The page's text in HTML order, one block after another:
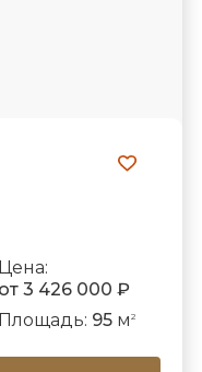
Цена:
от 3 426 000 ₽
Площадь: 95м 2